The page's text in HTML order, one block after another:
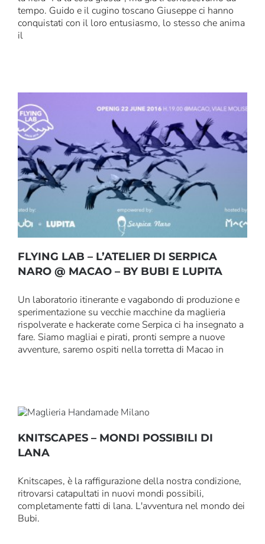
tempo. Guido e il cugino toscano Giuseppe ci hanno
conquistati con il loro entusiasmo, lo stesso che anima
il
FLYING LAB – L’ATELIER DI SERPICA
NARO @ MACAO – BY BUBI E LUPITA
Un laboratorio itinerante e vagabondo di produzione e
sperimentazione su vecchie macchine da maglieria
rispolverate e hackerate come Serpica ci ha insegnato a
fare. Siamo magliai e pirati, pronti sempre a nuove
avventure, saremo ospiti nella torretta di Macao in
KNITSCAPES – MONDI POSSIBILI DI
LANA
Knitscapes, è la raffigurazione della nostra condizione,
ritrovarsi catapultati in nuovi mondi possibili,
completamente fatti di lana. L'avventura nel mondo dei
Bubi.